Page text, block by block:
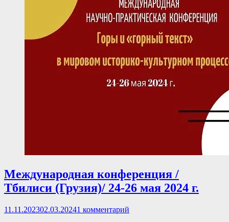
Международная конференция /
Тбилиси (Грузия)/ 24-26 мая 2024 г.
Опубликовано
11.11.202302.03.20241 комментарий